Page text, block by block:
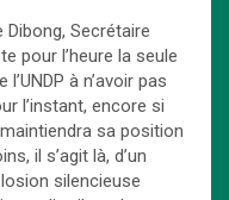
Secrétaire
pour l’heure la seule
à n’avoir pas
l’instant, encore si
sa position
il s’agit là, d’un
silencieuse